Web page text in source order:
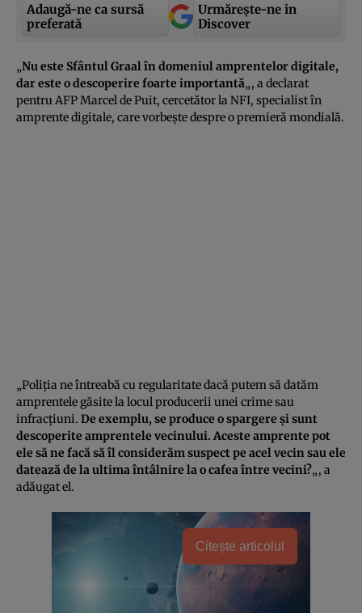
Adaugă-ne ca sursă
preferată
Urmărește-ne in
Discover
„Nu este Sfântul Graal în domeniul amprentelor digitale,
dar este o descoperire foarte importantă„, a declarat
pentru AFP Marcel de Puit, cercetător la NFI, specialist în
amprente digitale, care vorbeşte despre o premieră mondială.
„Poliţia ne întreabă cu regularitate dacă putem să datăm
amprentele găsite la locul producerii unei crime sau
infracţiuni. De exemplu, se produce o spargere şi sunt
descoperite amprentele vecinului. Aceste amprente pot
ele să ne facă să îl considerăm suspect pe acel vecin sau ele
datează de la ultima întâlnire la o cafea între vecini?„, a
adăugat el.
Citește articolul